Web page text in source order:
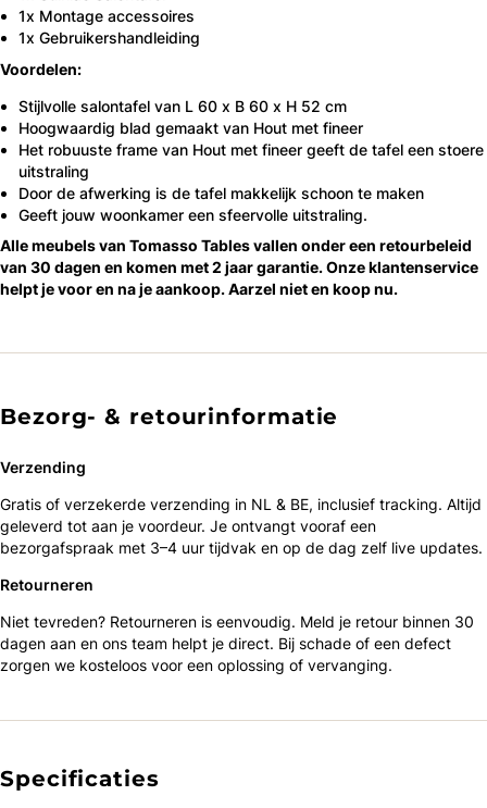
1x Montage accessoires
1x Gebruikershandleiding
Voordelen:
Stijlvolle salontafel van L 60 x B 60 x H 52 cm
Hoogwaardig blad gemaakt van Hout met fineer
Het robuuste frame van Hout met fineer geeft de tafel een stoere
uitstraling
Door de afwerking is de tafel makkelijk schoon te maken
Geeft jouw woonkamer een sfeervolle uitstraling.
Alle meubels van Tomasso Tables vallen onder een retourbeleid
van 30 dagen en komen met 2 jaar garantie. Onze klantenservice
helpt je voor en na je aankoop. Aarzel niet en koop nu.
Bezorg- & retourinformatie
Verzending
Gratis of verzekerde verzending in NL & BE, inclusief tracking. Altijd
geleverd tot aan je voordeur. Je ontvangt vooraf een
bezorgafspraak met 3–4 uur tijdvak en op de dag zelf live updates.
Retourneren
Niet tevreden? Retourneren is eenvoudig. Meld je retour binnen 30
dagen aan en ons team helpt je direct. Bij schade of een defect
zorgen we kosteloos voor een oplossing of vervanging.
Specificaties